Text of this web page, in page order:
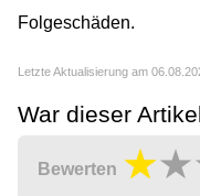
Folgeschäden.
Letzte Aktualisierung am
War dieser
Bewerten